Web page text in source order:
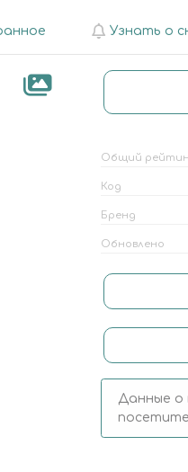
Узнать о
Общий
Код
Бренд
Обновлено
Данные о